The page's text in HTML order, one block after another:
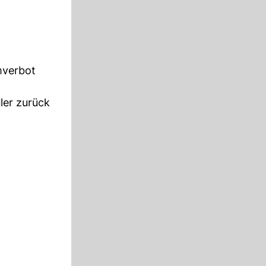
zurück